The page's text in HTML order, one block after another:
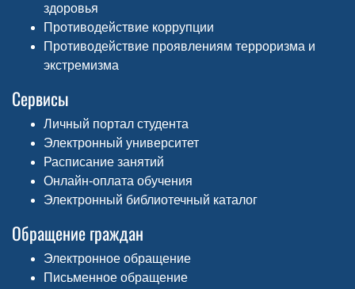
здоровья
Противодействие коррупции
Противодействие проявлениям терроризма и
экстремизма
Сервисы
Личный портал студента
Электронный университет
Расписание занятий
Онлайн-оплата обучения
Электронный библиотечный каталог
Обращение граждан
Электронное обращение
Письменное обращение